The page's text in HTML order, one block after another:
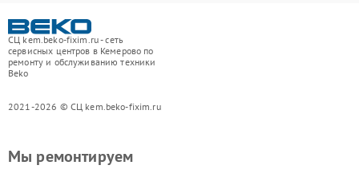
СЦ kem.beko-fixim.ru - сеть
сервисных центров в Кемерово по
ремонту и обслуживанию техники
Beko
2021-2026 © СЦ kem.beko-fixim.ru
Мы ремонтируем